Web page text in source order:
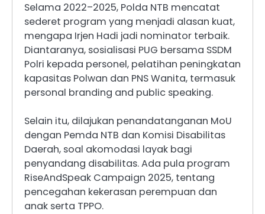
Selama 2022–2025, Polda NTB mencatat
sederet program yang menjadi alasan kuat,
mengapa Irjen Hadi jadi nominator terbaik.
Diantaranya, sosialisasi PUG bersama SSDM
Polri kepada personel, pelatihan peningkatan
kapasitas Polwan dan PNS Wanita, termasuk
personal branding and public speaking.
Selain itu, dilajukan penandatanganan MoU
dengan Pemda NTB dan Komisi Disabilitas
Daerah, soal akomodasi layak bagi
penyandang disabilitas. Ada pula program
RiseAndSpeak Campaign 2025, tentang
pencegahan kekerasan perempuan dan
anak serta TPPO.